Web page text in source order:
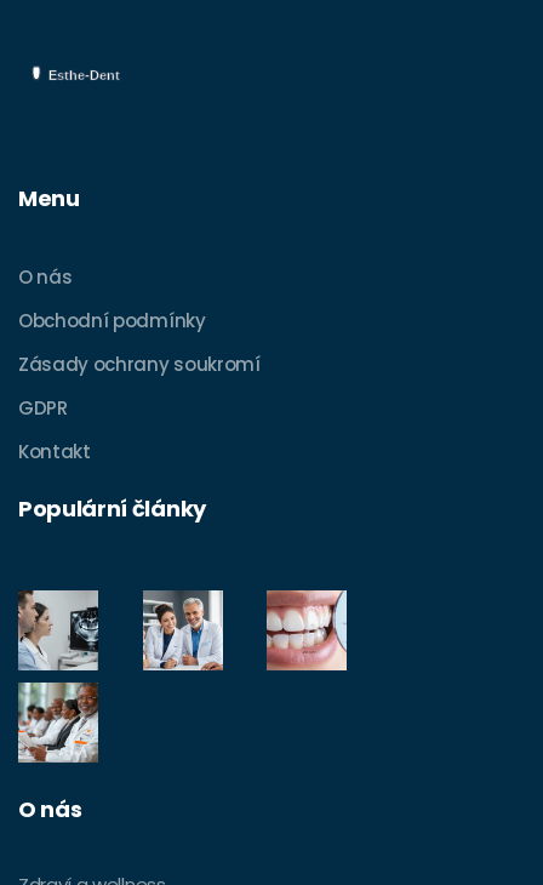
Menu
O nás
Obchodní podmínky
Zásady ochrany soukromí
GDPR
Kontakt
Populární články
O nás